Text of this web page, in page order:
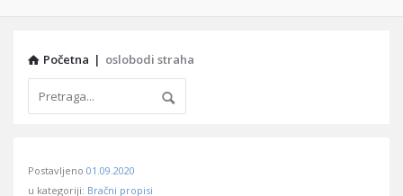
Početna | oslobodi straha
Učene
Postavljeno 01.09.2020
u kategoriji: Bračni propisi